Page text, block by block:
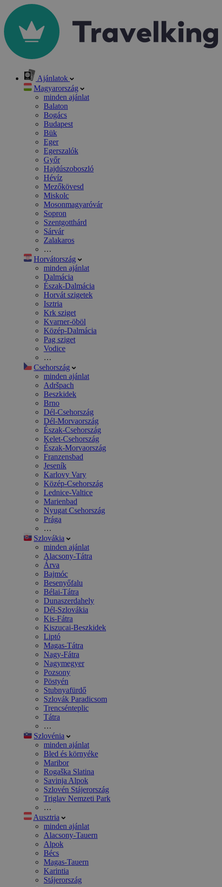
Ajánlatok
Magyarország
minden ajánlat
Balaton
Bogács
Budapest
Bük
Eger
Egerszalók
Győr
Hajdúszoboszló
Hévíz
Mezőkövesd
Miskolc
Mosonmagyaróvár
Sopron
Szentgotthárd
Sárvár
Zalakaros
…
Horvátország
minden ajánlat
Dalmácia
Észak-Dalmácia
Horvát szigetek
Isztria
Krk sziget
Kvarner-öböl
Közép-Dalmácia
Pag sziget
Vodice
…
Csehország
minden ajánlat
Adršpach
Beszkidek
Brno
Dél-Csehország
Dél-Morvaország
Észak-Csehország
Kelet-Csehország
Észak-Morvaország
Franzensbad
Jeseník
Karlovy Vary
Közép-Csehország
Lednice-Valtice
Marienbad
Nyugat Csehország
Prága
…
Szlovákia
minden ajánlat
Alacsony-Tátra
Árva
Bajmóc
Besenyőfalu
Bélai-Tátra
Dunaszerdahely
Dél-Szlovákia
Kis-Fátra
Kiszucai-Beszkidek
Liptó
Magas-Tátra
Nagy-Fátra
Nagymegyer
Pozsony
Pöstyén
Stubnyafürdő
Szlovák Paradicsom
Trencsénteplic
Tátra
…
Szlovénia
minden ajánlat
Bled és környéke
Maribor
Rogaška Slatina
Savinja Alpok
Szlovén Stájerország
Triglav Nemzeti Park
…
Ausztria
minden ajánlat
Alacsony-Tauern
Alpok
Bécs
Magas-Tauern
Karintia
Stájerország